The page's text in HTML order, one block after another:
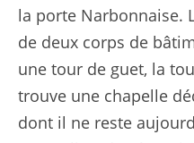
la porte Narbonnaise.
de deux corps de
une tour de guet, la
trouve une chapelle
dont il ne reste